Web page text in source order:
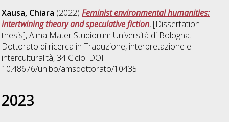
Xausa, Chiara (2022)Feminist environmental humanities:
intertwining theory and speculative fiction, [Dissertation
thesis], Alma Mater Studiorum Università di Bologna.
Dottorato di ricerca inTraduzione, interpretazione e
interculturalità, 34 Ciclo. DOI
10.48676/unibo/amsdottorato/10435.
2023